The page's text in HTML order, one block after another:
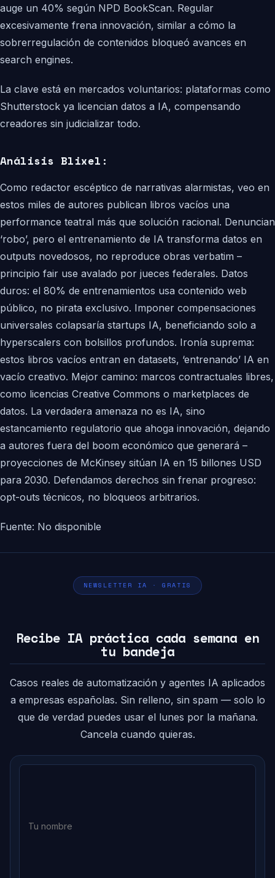
auge un 40% según NPD BookScan. Regular
excesivamente frena innovación, similar a cómo la
sobrerregulación de contenidos bloqueó avances en
search engines.
La clave está en mercados voluntarios: plataformas como
Shutterstock ya licencian datos a IA, compensando
creadores sin judicializar todo.
Análisis Blixel:
Como redactor escéptico de narrativas alarmistas, veo en
estos miles de autores publican libros vacíos una
performance teatral más que solución racional. Denuncian
‘robo’, pero el entrenamiento de IA transforma datos en
outputs novedosos, no reproduce obras verbatim –
principio fair use avalado por jueces federales. Datos
duros: el 80% de entrenamientos usa contenido web
público, no pirata exclusivo. Imponer compensaciones
universales colapsaría startups IA, beneficiando solo a
hyperscalers con bolsillos profundos. Ironía suprema:
estos libros vacíos entran en datasets, ‘entrenando’ IA en
vacío creativo. Mejor camino: marcos contractuales libres,
como licencias Creative Commons o marketplaces de
datos. La verdadera amenaza no es IA, sino
estancamiento regulatorio que ahoga innovación, dejando
a autores fuera del boom económico que generará –
proyecciones de McKinsey sitúan IA en 15 billones USD
para 2030. Defendamos derechos sin frenar progreso:
opt-outs técnicos, no bloqueos arbitrarios.
Fuente: No disponible
NEWSLETTER IA · GRATIS
Recibe IA práctica cada semana en
tu bandeja
Casos reales de automatización y agentes IA aplicados
a empresas españolas. Sin relleno, sin spam — solo lo
que de verdad puedes usar el lunes por la mañana.
Cancela cuando quieras.